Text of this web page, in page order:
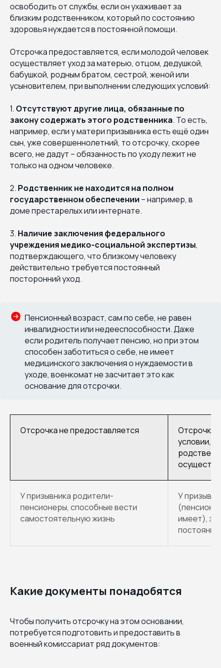
освободить от службы, если он ухаживает за
близким родственником, который по состоянию
здоровья нуждается в постоянной помощи.
Отсрочка предоставляется, если молодой человек
осуществляет уход за матерью, отцом, дедушкой,
бабушкой, родным братом, сестрой, женой или
усыновителем, при выполнении следующих условий:
1. Отсутствуют другие лица, обязанные по
закону содержать этого родственника. То есть,
например, если у матери призывника есть ещё один
сын, уже совершеннолетний, то отсрочку, скорее
всего, не дадут – обязанность по уходу лежит не
только на одном человеке.
2. Родственник не находится на полном
государственном обеспечении – например, в
доме престарелых или интернате.
3. Наличие заключения федерального
учреждения медико-социальной экспертизы,
подтверждающего, что близкому человеку
действительно требуется постоянный
посторонний уход.
Пенсионный возраст, сам по себе, не равен
инвалидности или недееспособности. Даже
если родитель получает пенсию, но при этом
способен заботиться о себе, не имеет
медицинского заключения о нуждаемости в
уходе, военкомат не засчитает это как
основание для отсрочки.
Отсрочка не предоставляется
Отсрочка
условии,
У призывника родители-
пенсионеры, способные вести
самостоятельную жизнь
У
имеет), за
Какие документы понадобятся
Чтобы получить отсрочку на этом основании,
потребуется подготовить и предоставить в
военный комиссариат ряд документов: